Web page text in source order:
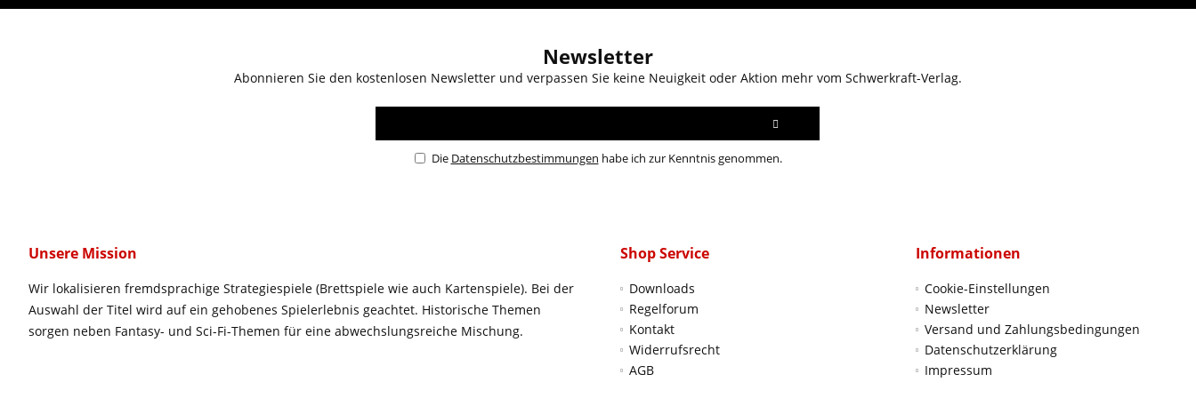
Newsletter
Abonnieren Sie den kostenlosen Newsletter und verpassen Sie keine Neuigkeit oder Aktion mehr vom Schwerkraft-Verlag.
Die Datenschutzbestimmungen habe ich zur Kenntnis genommen.
Unsere Mission
Wir lokalisieren fremdsprachige Strategiespiele (Brettspiele wie auch Kartenspiele). Bei der
Auswahl der Titel wird auf ein gehobenes Spielerlebnis geachtet. Historische Themen
sorgen neben Fantasy- und Sci-Fi-Themen für eine abwechslungsreiche Mischung.
Shop Service
Downloads
Regelforum
Kontakt
Widerrufsrecht
AGB
Informationen
Cookie-Einstellungen
Newsletter
Versand und Zahlungsbedingungen
Datenschutzerklärung
Impressum